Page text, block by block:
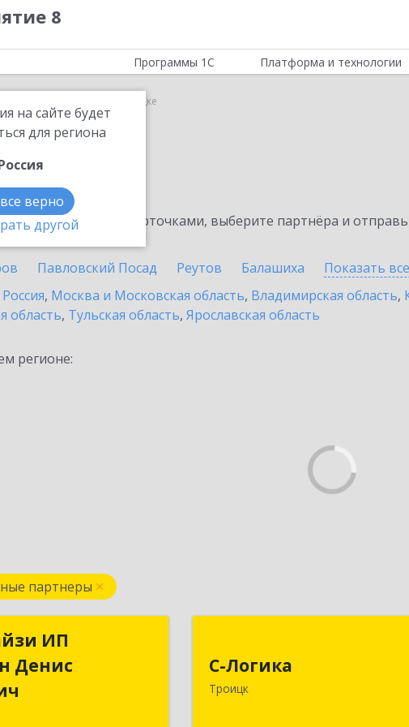
8
на сайте будет
для региона
верно
другой
Программы 1С Платформа и технологии
mag1c в Троицке
карточками, выберите партнёра и
Павловский Посад Реутов Балашиха Показать
Россия, Москва и Московская область, Владимирская область,
область, Тульская область, Ярославская область
регионе:
партнеры
ИП
Денис
ИП
Денис
С-Логика
Троицк
Центральная ул, дом № 12,